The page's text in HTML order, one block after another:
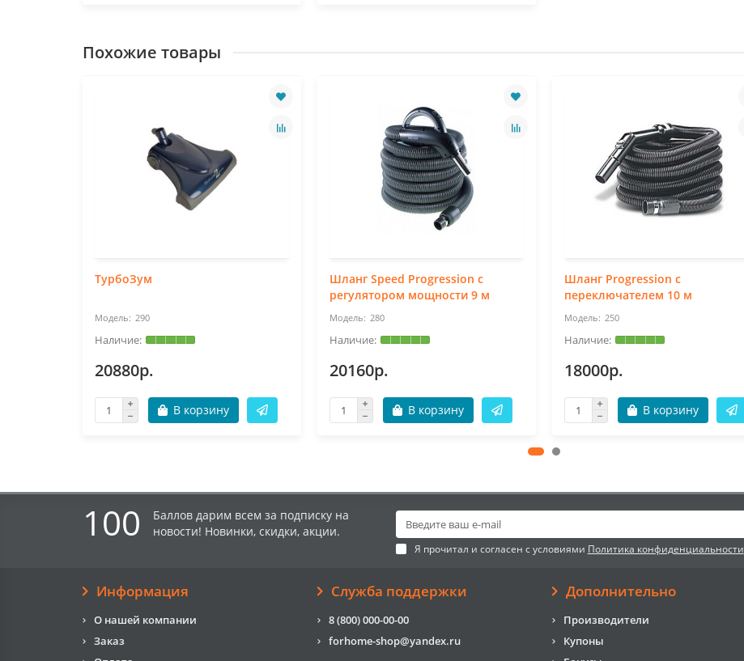
Похожие товары
ТурбоЗум
290
20880р.
В корзину
Шланг Speed Progression с
регулятором мощности 9 м
280
20160р.
В корзину
Шланг Progression с
переключателем 10 м
250
18000р.
В корзину
100
Баллов дарим всем за подписку на
новости! Новинки, скидки, акции.
Я прочитал и согласен с условиями Политика конфиденциальности
Информация
О нашей компании
Заказ
Служба поддержки
8 (800) 000-00-00
forhome-shop@yandex.ru
Дополнительно
Производители
Купоны